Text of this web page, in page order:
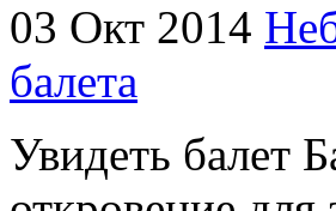
03 Окт 2014
балета
Увидеть балет